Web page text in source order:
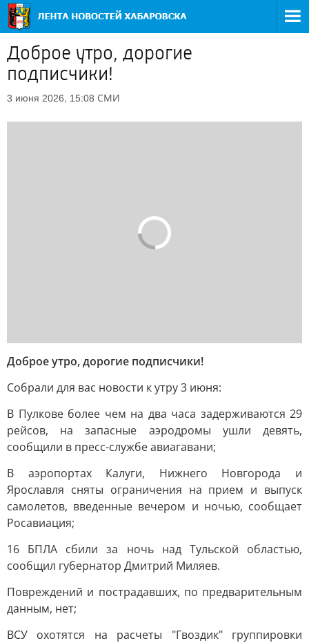
Доброе утро, дорогие
подписчики!
3 июня 2026, 15:08 СМИ
Доброе утро, дорогие подписчики!
Собрали для вас новости к утру 3 июня:
В Пулкове более чем на два часа задерживаются 29
рейсов, на запасные аэродромы ушли девять,
сообщили в пресс-службе авиагавани;
В аэропортах Калуги, Нижнего Новгорода и
Ярославля сняты ограничения на прием и выпуск
самолетов, введенные вечером и ночью, сообщает
Росавиация;
16 БПЛА сбили за ночь над Тульской областью,
сообщил губернатор Дмитрий Миляев.
Повреждений и пострадавших, по предварительным
данным, нет;
ВСУ охотятся на расчеты "Гвоздик" группировки